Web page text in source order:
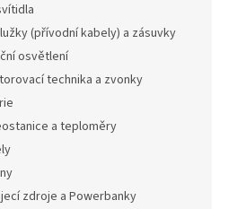
(přívodní kabely) a zásuvky
osvětlení
technika a zvonky
a teploměry
zdroje a Powerbanky